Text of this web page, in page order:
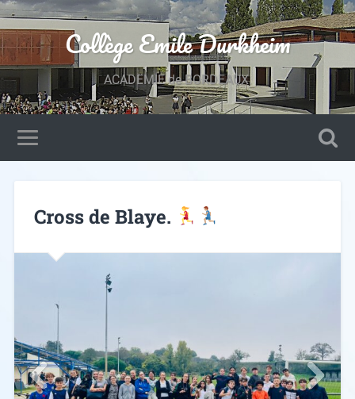
Collège Emile Durkheim
ACADEMIE de BORDEAUX.
Cross de Blaye.